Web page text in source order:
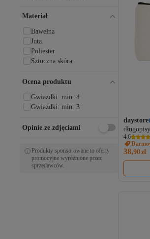
daystore
4.6
38,90zł
Materiał
Bawełna
Juta
Poliester
Sztuczna skóra
Ocena produktu
Gwiazdki: min. 4
Gwiazdki: min. 3
Opinie ze zdjęciami
Produkty sponsorowane to oferty
promocyjne wyróżnione przez
sprzedawców.